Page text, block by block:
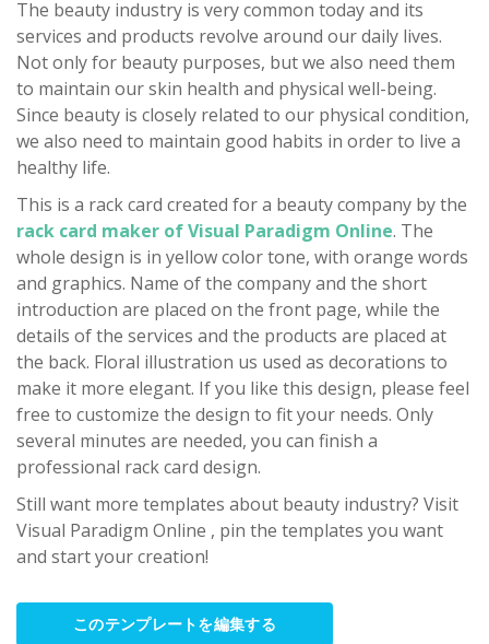
The beauty industry is very common today and its
services and products revolve around our daily lives.
Not only for beauty purposes, but we also need them
to maintain our skin health and physical well-being.
Since beauty is closely related to our physical condition,
we also need to maintain good habits in order to live a
healthy life.
This is a rack card created for a beauty company by the
rack card maker of Visual Paradigm Online. The
whole design is in yellow color tone, with orange words
and graphics. Name of the company and the short
introduction are placed on the front page, while the
details of the services and the products are placed at
the back. Floral illustration us used as decorations to
make it more elegant. If you like this design, please feel
free to customize the design to fit your needs. Only
several minutes are needed, you can finish a
professional rack card design.
Still want more templates about beauty industry? Visit
Visual Paradigm Online , pin the templates you want
and start your creation!
このテンプレートを編集する